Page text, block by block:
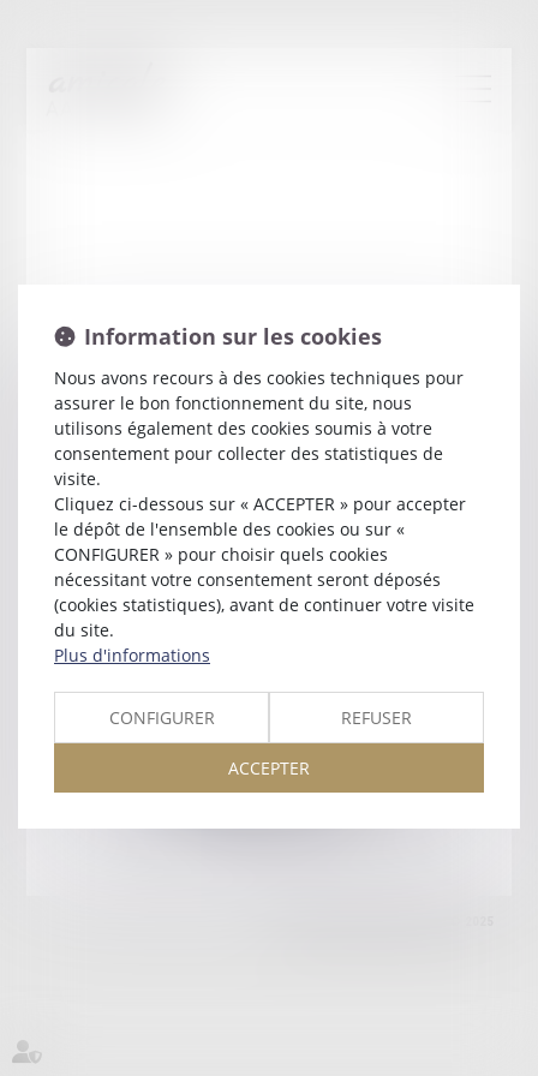
PascalRIVERA
31 BOULEVARD D ANVERS
67000 STRASBOURG
Tél : 09 84 54 48 33
Retour
HonorairesMentions légalesPlan du site
11 Place des Cinq Martyrs du Lycée Buffon, 75014 PARIS
Information sur les cookies
Nous avons recours à des cookies techniques pour
assurer le bon fonctionnement du site, nous
utilisons également des cookies soumis à votre
consentement pour collecter des statistiques de
visite.
Cliquez ci-dessous sur « ACCEPTER » pour accepter
le dépôt de l'ensemble des cookies ou sur «
CONFIGURER » pour choisir quels cookies
nécessitant votre consentement seront déposés
(cookies statistiques), avant de continuer votre visite
du site.
Plus d'informations
CONFIGURER REFUSER
ACCEPTER